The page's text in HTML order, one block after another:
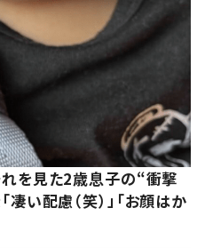
れを見た2歳息子の“衝撃
い配慮（笑）」「お顔はか